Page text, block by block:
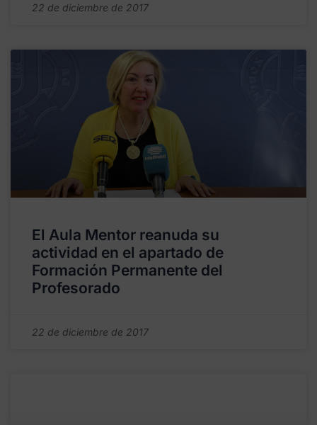
22 de diciembre de 2017
El Aula Mentor reanuda su
actividad en el apartado de
Formación Permanente del
Profesorado
22 de diciembre de 2017